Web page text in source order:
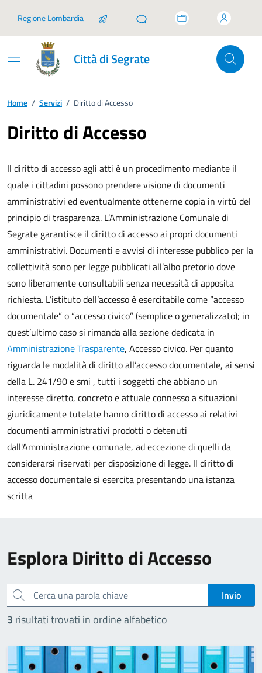
Regione Lombardia
Città di Segrate
Home / Servizi / Diritto di Accesso
Diritto di Accesso
Il diritto di accesso agli atti è un procedimento mediante il
quale i cittadini possono prendere visione di documenti
amministrativi ed eventualmente ottenerne copia in virtù del
principio di trasparenza. L’Amministrazione Comunale di
Segrate garantisce il diritto di accesso ai propri documenti
amministrativi. Documenti e avvisi di interesse pubblico per la
collettività sono per legge pubblicati all’albo pretorio dove
sono liberamente consultabili senza necessità di apposita
richiesta. L’istituto dell’accesso è esercitabile come “accesso
documentale” o “accesso civico” (semplice o generalizzato); in
quest’ultimo caso si rimanda alla sezione dedicata in
Amministrazione Trasparente, Accesso civico. Per quanto
riguarda le modalità di diritto all’accesso documentale, ai sensi
della L. 241/90 e smi , tutti i soggetti che abbiano un
interesse diretto, concreto e attuale connesso a situazioni
giuridicamente tutelate hanno diritto di accesso ai relativi
documenti amministrativi prodotti o detenuti
dall'Amministrazione comunale, ad eccezione di quelli da
considerarsi riservati per disposizione di legge. Il diritto di
accesso documentale si esercita presentando una istanza
scritta
Esplora Diritto di Accesso
Cerca una parola chiave Invio
3 risultati trovati in ordine alfabetico